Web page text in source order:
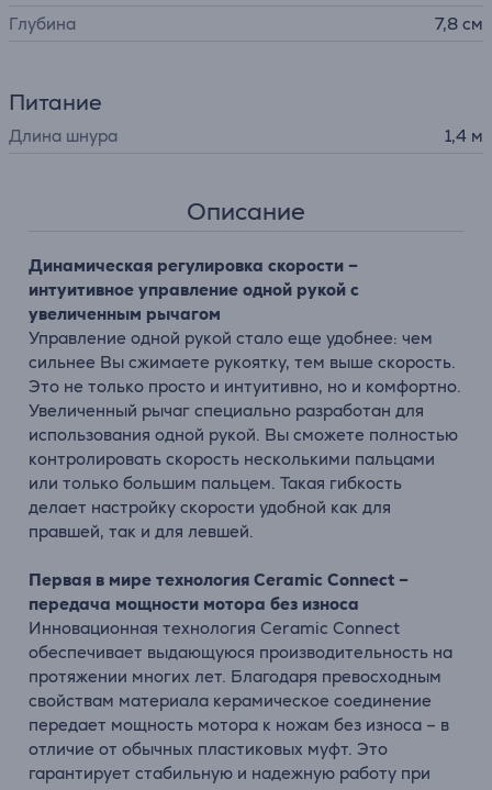
Глубина
7,8 см
Питание
Длина шнура 1,4 м
Описание
Динамическая регулировка скорости –
интуитивное управление одной рукой с
увеличенным рычагом
Управление одной рукой стало еще удобнее: чем
сильнее Вы сжимаете рукоятку, тем выше скорость.
Это не только просто и интуитивно, но и комфортно.
Увеличенный рычаг специально разработан для
использования одной рукой. Вы сможете полностью
контролировать скорость несколькими пальцами
или только большим пальцем. Такая гибкость
делает настройку скорости удобной как для
правшей, так и для левшей.
Первая в мире технология Ceramic Connect –
передача мощности мотора без износа
Инновационная технология Ceramic Connect
обеспечивает выдающуюся производительность на
протяжении многих лет. Благодаря превосходным
свойствам материала керамическое соединение
передает мощность мотора к ножам без износа – в
отличие от обычных пластиковых муфт. Это
гарантирует стабильную и надежную работу при